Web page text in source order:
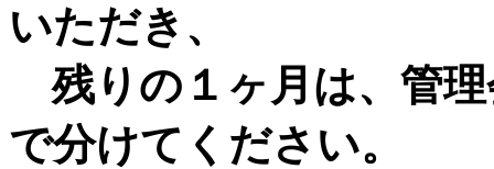
いただき、
残りの１ヶ月は、管
で分けてください。